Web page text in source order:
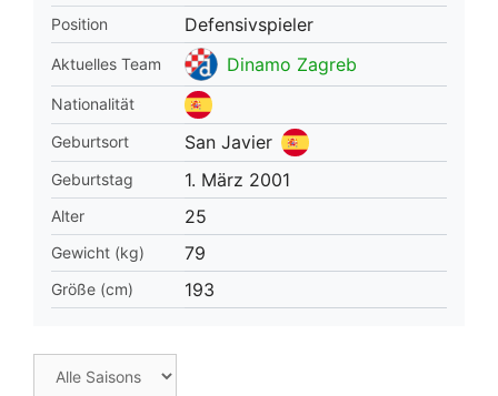
Position Defensivspieler
Aktuelles Team Dinamo Zagreb
Nationalität
Geburtsort
San Javier
Geburtstag 1. März 2001
Alter 25
Gewicht (kg) 79
Größe (cm) 193